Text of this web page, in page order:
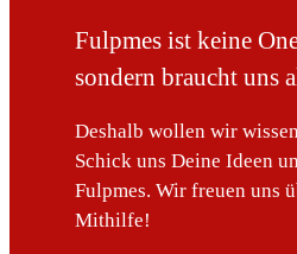
Fulpmes ist keine
sondern braucht uns
Deshalb wollen wir
Schick uns Deine Ideen
Fulpmes. Wir freuen uns
Mithilfe!